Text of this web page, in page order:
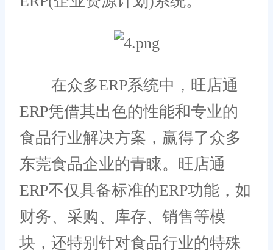
在众多ERP系统中，旺店通
ERP凭借其出色的性能和专业的
食品行业解决方案，赢得了众多
东莞食品企业的青睐。旺店通
ERP不仅具备标准的ERP功能，如
财务、采购、库存、销售等模
块，还特别针对食品行业的特殊